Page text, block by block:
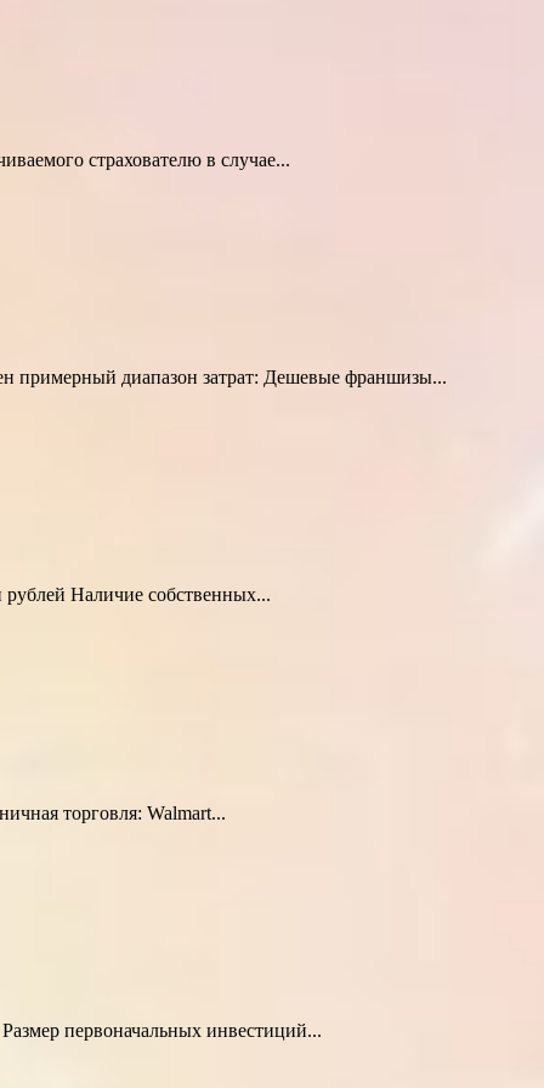
страхователю в случае...
примерный диапазон затрат: Дешевые франшизы...
Наличие собственных...
торговля: Walmart...
первоначальных инвестиций...